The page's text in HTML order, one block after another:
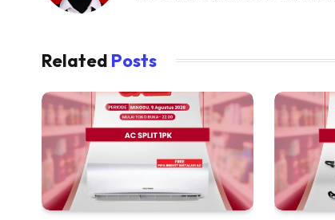
Related Posts